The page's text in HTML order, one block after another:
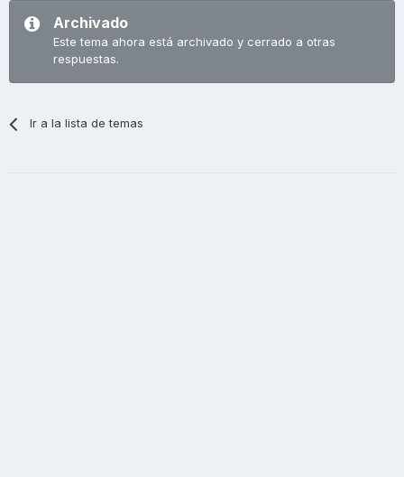
Archivado
Este tema ahora está archivado y cerrado a otras
respuestas.
Ir a la lista de temas